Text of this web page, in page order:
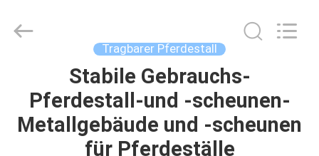
PRODUKTE
Tragbarer Pferdestall
Stabile Gebrauchs-
Pferdestall-und -scheunen-
Metallgebäude und -scheunen
für Pferdeställe